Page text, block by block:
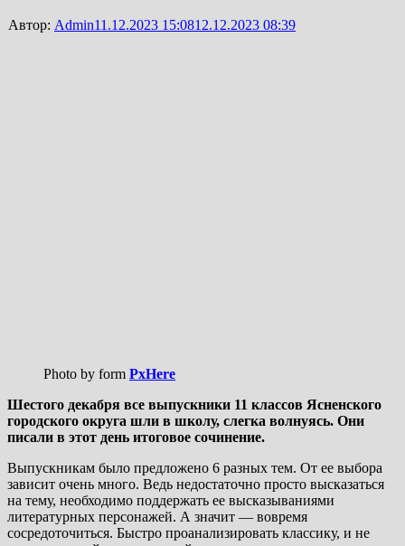
Автор: Admin11.12.2023 15:0812.12.2023 08:39
Photo by form PxHere
Шестого декабря все выпускники 11 классов Ясненского
городского округа шли в школу, слегка волнуясь. Они
писали в этот день итоговое сочинение.
Выпускникам было предложено 6 разных тем. От ее выбора
зависит очень много. Ведь недостаточно просто высказаться
на тему, необходимо поддержать ее высказываниями
литературных персонажей. А значит — вовремя
сосредоточиться. Быстро проанализировать классику, и не